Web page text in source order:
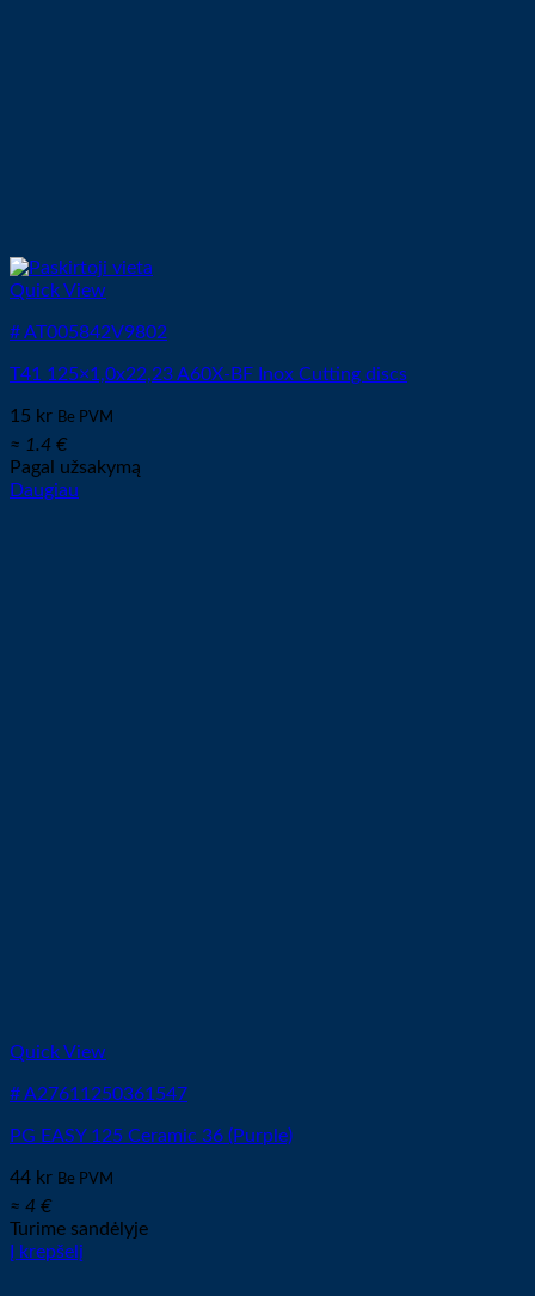
Quick View
# AT005842V9802
T41 125×1,0x22,23 A60X-BF Inox Cutting discs
15 kr Be PVM
≈ 1.4 €
Pagal užsakymą
Daugiau
Quick View
# A27611250361547
PG EASY 125 Ceramic 36 (Purple)
44 kr Be PVM
≈ 4 €
Turime sandėlyje
Į krepšelį